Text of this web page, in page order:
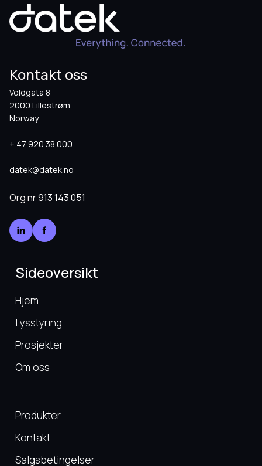
Kontakt oss
Voldgata 8
2000 Lillestrøm
Norway
+ 47 920 38 000
datek@datek.no
Org nr913 143 051
Sideoversikt
Hjem
Lysstyring
Prosjekter
Om oss
Produkter
Kontakt
Salgsbetingelser